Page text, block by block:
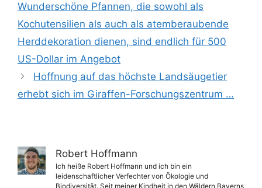
Wunderschöne Pfannen, die sowohl als
Kochutensilien als auch als atemberaubende
Herddekoration dienen, sind endlich für 500
US-Dollar im Angebot
Hoffnung auf das höchste Landsäugetier
erhebt sich im Giraffen-Forschungszentrum …
Robert Hoffmann
Ich heiße Robert Hoffmann und ich bin ein
leidenschaftlicher Verfechter von Ökologie und
Biodiversität. Seit meiner Kindheit in den Wäldern Bayerns